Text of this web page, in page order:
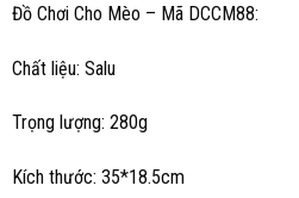
Đồ Chơi Cho Mèo – Mã DCCM88:
Chất liệu: Salu
Trọng lượng: 280g
Kích thước: 35*18.5cm